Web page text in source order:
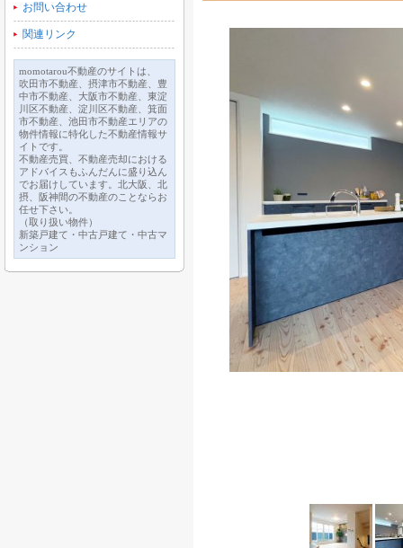
お問い合わせ
関連リンク
momotarou不動産のサイトは、
吹田市不動産、摂津市不動産、豊
中市不動産、大阪市不動産、東淀
川区不動産、淀川区不動産、箕面
市不動産、池田市不動産エリアの
物件情報に特化した不動産情報サ
イトです。
不動産売買、不動産売却における
アドバイスもふんだんに盛り込ん
でお届けしています。北大阪、北
摂、阪神間の不動産のことならお
任せ下さい。
（取り扱い物件）
新築戸建て・中古戸建て・中古マ
ンション